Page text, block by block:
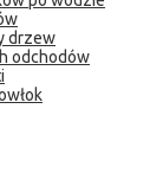
drzew
odchodów